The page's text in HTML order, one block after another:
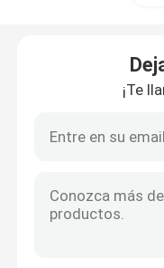
En casa.
Productos
¡Te